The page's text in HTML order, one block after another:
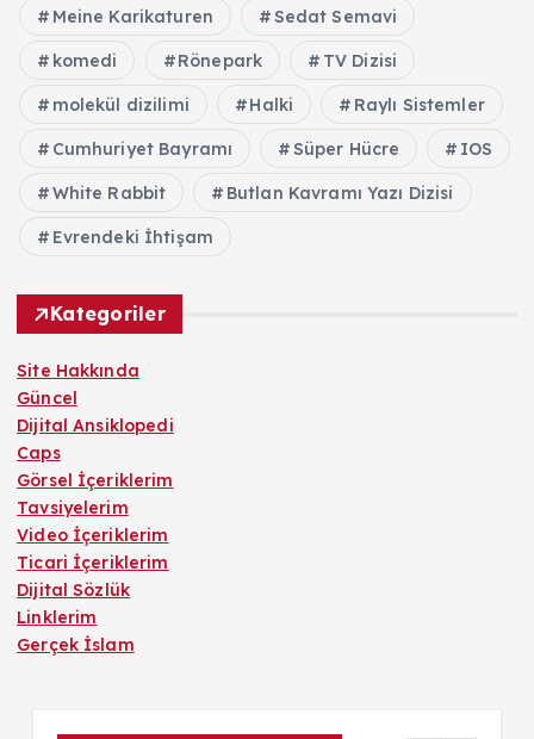
Meine Karikaturen Sedat Semavi
komedi Rönepark TV Dizisi
molekül dizilimi Halki Raylı Sistemler
Cumhuriyet Bayramı Süper Hücre IOS
White Rabbit Butlan Kavramı Yazı Dizisi
Evrendeki İhtişam
Kategoriler
Site Hakkında
Güncel
Dijital Ansiklopedi
Caps
Görsel İçeriklerim
Tavsiyelerim
Video İçeriklerim
Ticari İçeriklerim
Dijital Sözlük
Linklerim
Gerçek İslam